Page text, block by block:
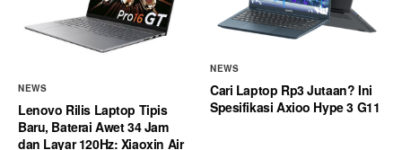
NEWS
Lenovo Rilis Laptop Tipis
Baru, Baterai Awet 34 Jam
dan Layar 120Hz: Xiaoxin Air
NEWS
Cari Laptop Rp3 Jutaan? Ini
Spesifikasi Axioo Hype 3 G11